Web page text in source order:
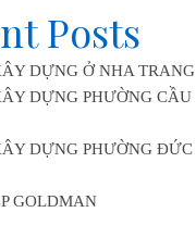
Posts
DỰNG Ở NHA TRANG
DỰNG PHƯỜNG CẦU
DỰNG PHƯỜNG ĐỨC
GOLDMAN